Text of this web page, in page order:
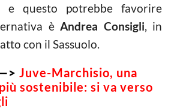
e questo potrebbe favorire
èAndrea Consigli, in
con il Sassuolo.
Juve-Marchisio, una
sostenibile: si va verso